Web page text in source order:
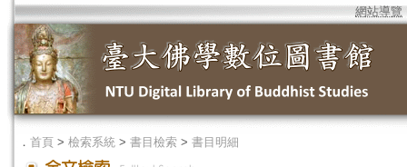
網站導覽
． 首頁 > 檢索系統 > 書目檢索 > 書目明細